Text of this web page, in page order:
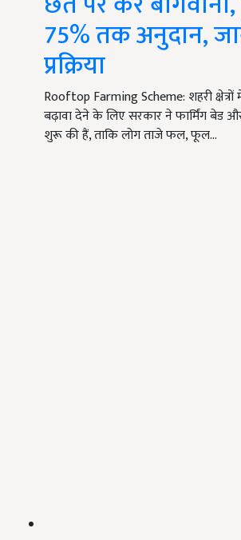
75% तक अनुदान,
प्रक्रिया
Rooftop Farming Scheme: शहरी
बढ़ावा देने के लिए सरकार ने फार्मिंग बेड
शुरू की हैं, ताकि लोग ताजे फल, फूल…